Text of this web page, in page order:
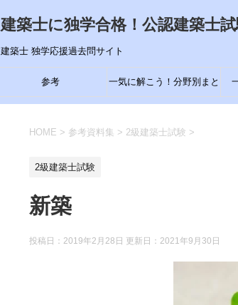
建築士に独学合格！公認建築士
建築士 独学応援過去問サイト
参考 一気に解こう！分野別まと
HOME > 参考資料集 > 2級建築士試験 >
2級建築士試験
新築
投稿日：2019年2月28日 更新日： 2021年9月30日